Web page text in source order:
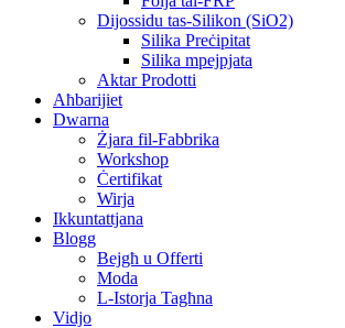
Dijossidu tas-Silikon (SiO2)
Silika Preċipitat
Silika mpejpjata
Aktar Prodotti
Aħbarijiet
Dwarna
Żjara fil-Fabbrika
Workshop
Ċertifikat
Wirja
Ikkuntattjana
Blogg
Bejgħ u Offerti
Moda
L-Istorja Tagħna
Vidjo